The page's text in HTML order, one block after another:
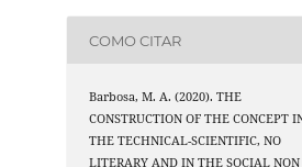
COMO CITAR
Barbosa, M. A. (2020). THE
CONSTRUCTION OF THE CONCEPT
THE TECHNICAL-SCIENTIFIC, NO
LITERARY AND IN THE SOCIAL NON